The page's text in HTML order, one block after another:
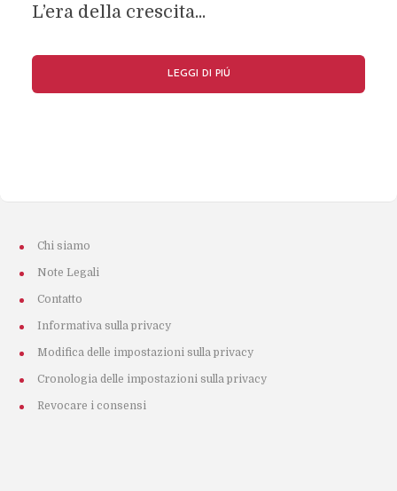
L’era della crescita...
LEGGI DI PIÚ
Chi siamo
Note Legali
Contatto
Informativa sulla privacy
Modifica delle impostazioni sulla privacy
Cronologia delle impostazioni sulla privacy
Revocare i consensi